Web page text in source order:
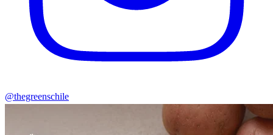
@thegreenschile